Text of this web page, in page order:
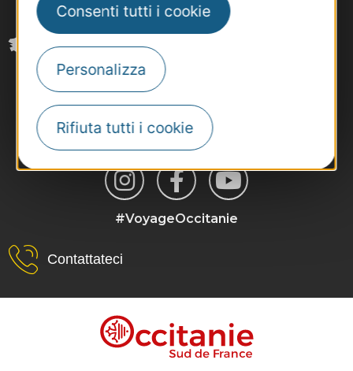
Consenti tutti i cookie
Personalizza
Rifiuta tutti i cookie
#VoyageOccitanie
Contattateci